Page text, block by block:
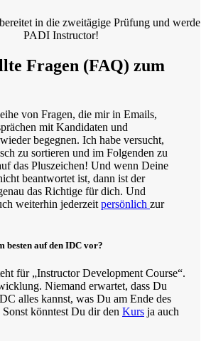
in die zweitägige Prüfung und werde
PADI Instructor!
Fragen (FAQ) zum
von Fragen, die mir in Emails,
mit Kandidaten und
begegnen. Ich habe versucht,
zu sortieren und im Folgenden zu
das Pluszeichen! Und wenn Deine
beantwortet ist, dann ist der
das Richtige für dich. Und
weiterhin jederzeitpersönlich zur
besten auf den IDC vor?
für „Instructor Development Course“.
Niemand erwartet, dass Du
alles kannst, was Du am Ende des
könntest Du dir den Kurs ja auch